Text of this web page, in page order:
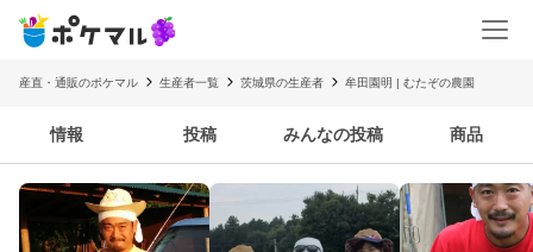
産直・通販のポケマル 生産者一覧 茨城県の生産者 牟田園明 | むたぞの農園
情報 投稿 みんなの投稿 商品